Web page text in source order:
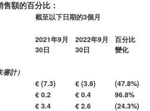
額的百分比：
截至以下日期的3個月
2021年9月
30日
2022年9月
30日
百分比
變化
計）
€ (7.3) € (3.8)
(47.8%)
€ 0.2 € 0.4
96.8%
€ 3.4 € 2.6
(24.3%)